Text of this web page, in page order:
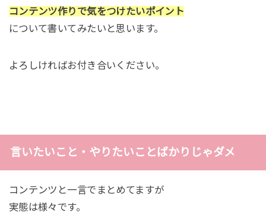
コンテンツ作りで気をつけたいポイント
について書いてみたいと思います。
よろしければお付き合いください。
言いたいこと・やりたいことばかりじゃダメ
コンテンツと一言でまとめてますが
実態は様々です。